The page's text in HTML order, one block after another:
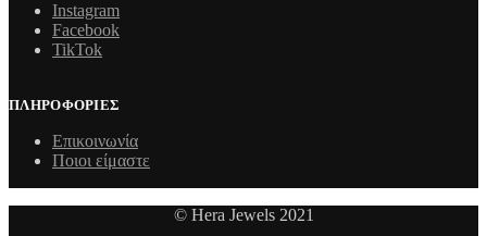
Instagram
Facebook
TikTok
ΠΛΗΡΟΦΟΡΙΕΣ
Επικοινωνία
Ποιοι είμαστε
© Hera Jewels 2021